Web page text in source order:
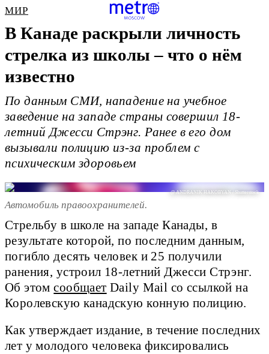
МИР
В Канаде раскрыли личность
стрелка из школы – что о нём
известно
По данным СМИ, нападение на учебное
заведение на западе страны совершил 18-
летний Джесси Стрэнг. Ранее в его дом
вызывали полицию из-за проблем с
психическим здоровьем
@ ANDRANIK HAKOBYAN / Shutterstock
Автомобиль правоохранителей.
Стрельбу в школе на западе Канады, в
результате которой, по последним данным,
погибло десять человек и 25 получили
ранения, устроил 18-летний Джесси Стрэнг.
Об этомсообщает Daily Mail со ссылкой на
Королевскую канадскую конную полицию.
Как утверждает издание, в течение последних
лет у молодого человека фиксировались